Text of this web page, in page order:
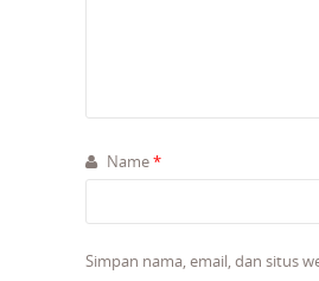
Name*
Simpan nama, email, dan situs